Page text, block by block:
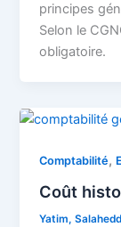
principes
Selon le
obligatoire.
Comptabilité,
Coût
Yatim,